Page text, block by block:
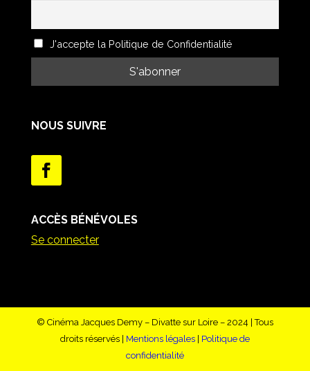
J'accepte la Politique de Confidentialité
NOUS SUIVRE
ACCÈS BÉNÉVOLES
Se connecter
© Cinéma Jacques Demy – Divatte sur Loire – 2024 | Tous
droits réservés | Mentions légales| Politique de
confidentialité